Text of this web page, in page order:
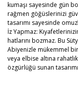
kumaşı sayesinde gün
rağmen göğüslerinizi
tasarımı sayesinde
İz Yapmaz:
hatlarını bozmaz. Bu
Abiyenizle mükemmel
veya elbise altına
özgürlüğü sunan